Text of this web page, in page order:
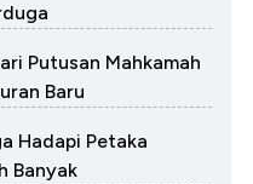
Putusan Mahkamah
Baru
Hadapi Petaka
Banyak